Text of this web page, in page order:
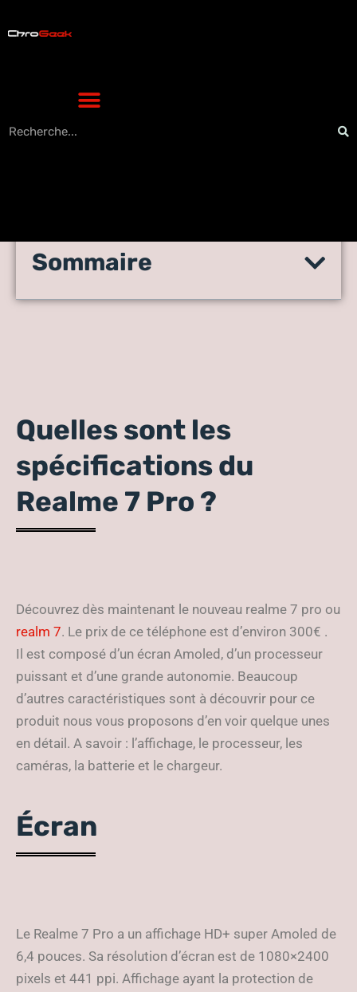
spécificités en bref
Sommaire
Quelles sont les
spécifications du
Realme 7 Pro ?
Découvrez dès maintenant le nouveau realme 7 pro ou
realm 7. Le prix de ce téléphone est d’environ 300€ .
Il est composé d’un écran Amoled, d’un processeur
puissant et d’une grande autonomie. Beaucoup
d’autres caractéristiques sont à découvrir pour ce
produit nous vous proposons d’en voir quelque unes
en détail. A savoir : l’affichage, le processeur, les
caméras, la batterie et le chargeur.
Écran
Le Realme 7 Pro a un affichage HD+ super Amoled de
6,4 pouces. Sa résolution d’écran est de 1080×2400
pixels et 441 ppi. Affichage ayant la protection de